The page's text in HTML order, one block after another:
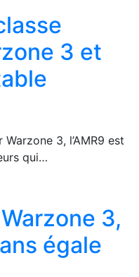
3 et
3, l’AMR9 est
qui…
3,
égale